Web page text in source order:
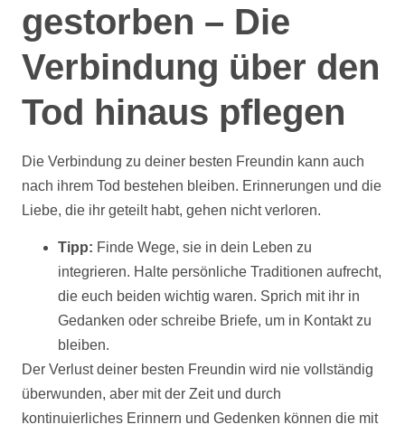
gestorben – Die
Verbindung über den
Tod hinaus pflegen
Die Verbindung zu deiner besten Freundin kann auch
nach ihrem Tod bestehen bleiben. Erinnerungen und die
Liebe, die ihr geteilt habt, gehen nicht verloren.
Tipp: Finde Wege, sie in dein Leben zu
integrieren. Halte persönliche Traditionen aufrecht,
die euch beiden wichtig waren. Sprich mit ihr in
Gedanken oder schreibe Briefe, um in Kontaktzu
bleiben.
Der Verlust deiner besten Freundin wird nie vollständig
überwunden, aber mit der Zeit und durch
kontinuierliches Erinnern und Gedenken können die mit